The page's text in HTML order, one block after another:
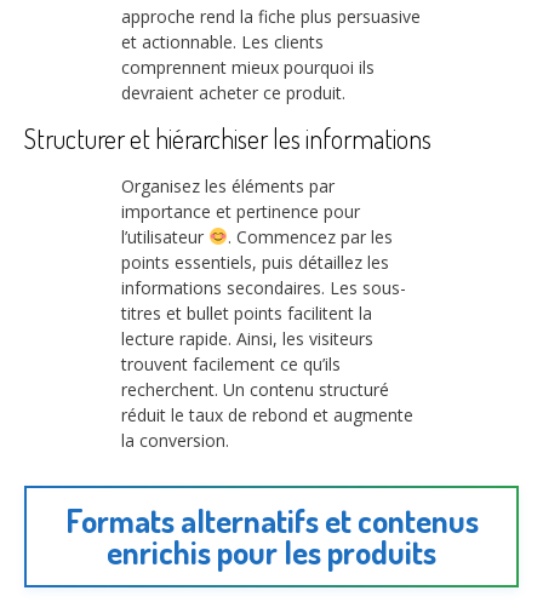
approche rend la fiche plus persuasive
et actionnable. Les clients
comprennent mieux pourquoi ils
devraient acheter ce produit.
Structurer et hiérarchiser les informations
Organisez les éléments par
importance et pertinence pour
l’utilisateur
. Commencez par les
points essentiels, puis détaillez les
informations secondaires. Les sous-
titres et bullet points facilitent la
lecture rapide. Ainsi, les visiteurs
trouvent facilement ce qu’ils
recherchent. Un contenu structuré
réduit le taux de rebond et augmente
la conversion.
Formats alternatifs et contenus
enrichis pour les produits